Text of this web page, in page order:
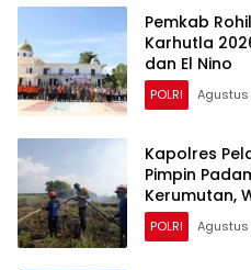
Pemkab
Karhutla
dan El Nino
POLRI
Kapolres
Pimpin
Kerumutan,
POLRI Agustus